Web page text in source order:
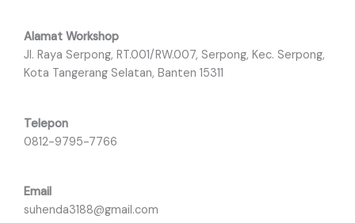
Alamat Workshop
Jl. Raya Serpong, RT.001/RW.007, Serpong, Kec. Serpong,
Kota Tangerang Selatan, Banten 15311
Telepon
0812-9795-7766
Email
suhenda3188@gmail.com